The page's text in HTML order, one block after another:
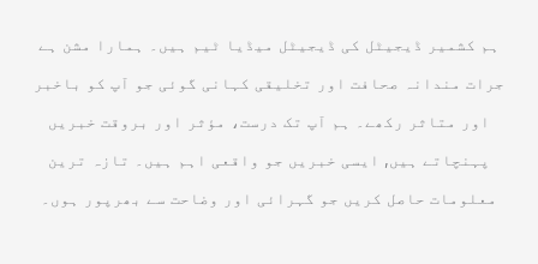
ہم کشمیر ڈیجیٹل کی ڈیجیٹل میڈیا ٹیم ہیں۔ ہمارا مشن ہے
جرات مندانہ صحافت اور تخلیقی کہانی گوئی جو آپ کو باخبر
اور متاثر رکھے۔ ہم آپ تک درست، مؤثر اور بروقت خبریں
پہنچاتے ہیں, ایسی خبریں جو واقعی اہم ہیں۔ تازہ ترین
معلومات حاصل کریں جو گہرائی اور وضاحت سے بھرپور ہوں۔